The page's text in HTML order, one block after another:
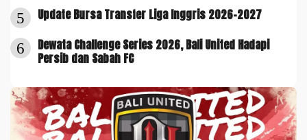
5 Update Bursa Transfer Liga Inggris 2026-2027
6
Dewata Challenge Series 2026, Bali United Hadapi
Persib dan Sabah FC